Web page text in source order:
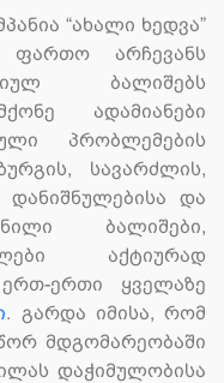
“ახალი ხედვა”
ფართო არჩევანს
ბალიშებს
ადამიანები
პრობლემების
სავარძლის,
დანიშნულებისა და
ბალიშები,
აქტიურად
ერთი ყველაზე
. გარდა იმისა, რომ
მდგომარეობაში
დაჭიმულობისა